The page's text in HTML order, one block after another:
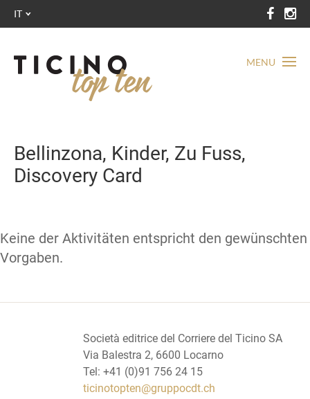
MENU
IT
Bellinzona, Kinder, Zu Fuss,
Discovery Card
Keine der Aktivitäten entspricht den gewünschten
Vorgaben.
Società editrice del Corriere del Ticino SA
Via Balestra 2, 6600 Locarno
Tel: +41 (0)91 756 24 15
ticinotopten@gruppocdt.ch